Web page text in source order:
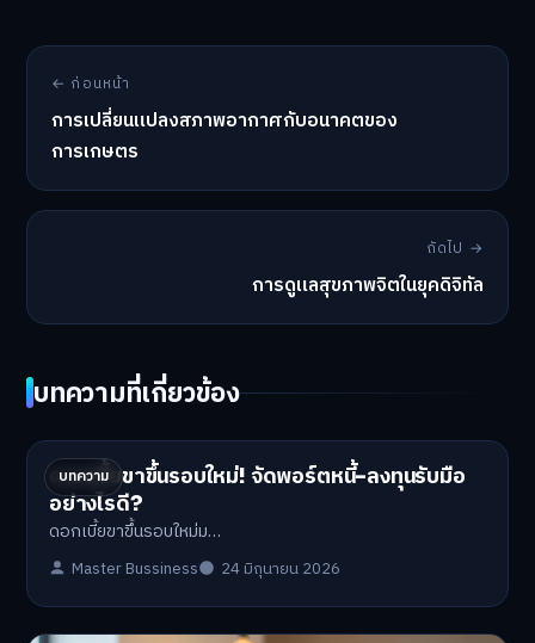
← ก่อนหน้า
การเปลี่ยนแปลงสภาพอากาศกับอนาคตของ
การเกษตร
ถัดไป →
การดูแลสุขภาพจิตในยุคดิจิทัล
บทความที่เกี่ยวข้อง
บทความ
ดอกเบี้ยขาขึ้นรอบใหม่! จัดพอร์ตหนี้-ลงทุนรับมือ
อย่างไรดี?
ดอกเบี้ยขาขึ้นรอบใหม่ม…
Master Bussiness 24 มิถุนายน 2026